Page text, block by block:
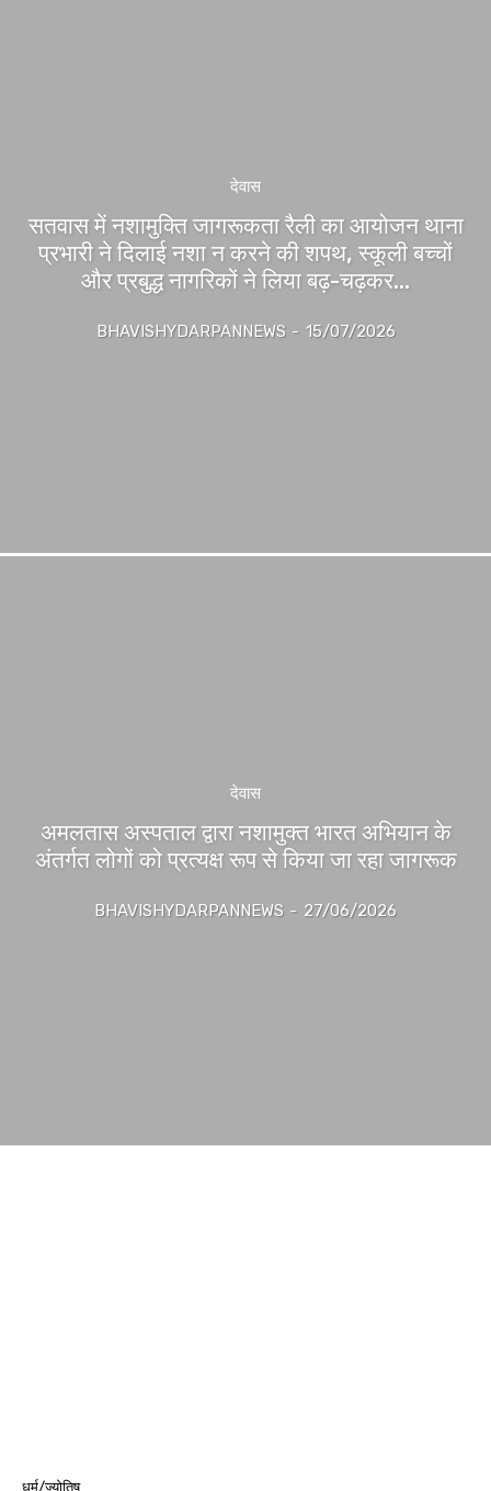
देवास
सतवास में नशामुक्ति जागरूकता रैली का आयोजन थाना
प्रभारी ने दिलाई नशा न करने की शपथ, स्कूली बच्चों
और प्रबुद्ध नागरिकों ने लिया बढ़-चढ़कर...
BHAVISHYDARPANNEWS - 15/07/2026
देवास
अमलतास अस्पताल द्वारा नशामुक्त भारत अभियान के
अंतर्गत लोगों को प्रत्यक्ष रूप से किया जा रहा जागरूक
BHAVISHYDARPANNEWS - 27/06/2026
धर्म/ज्योतिष